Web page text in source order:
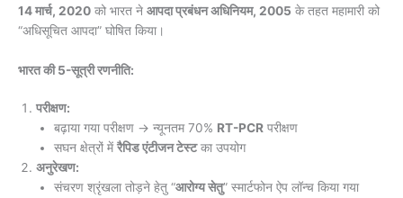
14 मार्च, 2020 को भारत ने आपदा प्रबंधन अधिनियम, 2005 के तहत महामारी को
“अधिसूचित आपदा” घोषित किया।
भारत की 5-सूत्री रणनीति:
परीक्षण:
बढ़ाया गया परीक्षण → न्यूनतम 70% RT-PCR परीक्षण
सघन क्षेत्रों मेंरैपिड एंटीजन टेस्टका उपयोग
अनुरेखण:
संचरण श्रृंखला तोड़ने हेतु “आरोग्य सेतु” स्मार्टफोन ऐप लॉन्च किया गया